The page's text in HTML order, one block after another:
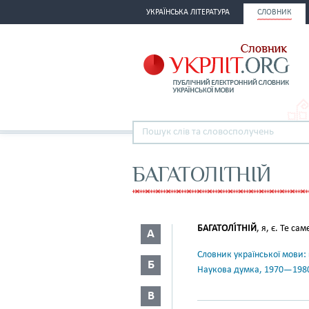
УКРАЇНСЬКА ЛІТЕРАТУРА СЛОВНИК
БАГАТОЛІТНІЙ
А
Б
В
БАГАТОЛІ́ТНІЙ, я, є. Те
Словник української
Наукова думка,